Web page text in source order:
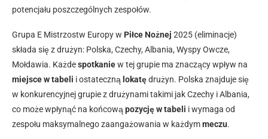
potencjału poszczególnych zespołów.
Grupa E Mistrzostw Europy w Piłce Nożnej 2025 (eliminacje)
składa się z drużyn: Polska, Czechy, Albania, Wyspy Owcze,
Mołdawia. Każdespotkaniew tej grupie ma znaczący wpływ na
miejsce w tabeli i ostateczną lokatędrużyn. Polska znajduje się
w konkurencyjnej grupie z drużynami takimi jak Czechy i Albania,
co może wpłynąć na końcową pozycję w tabeli i wymaga od
zespołu maksymalnego zaangażowania w każdymmeczu.